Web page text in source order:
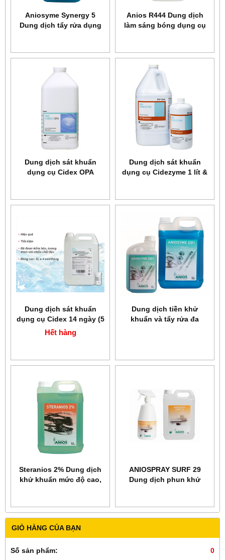
GIỎ HÀNG CỦA BẠN
Số sản phẩm:
0
Aniosyme Synergy 5
Dung dịch tẩy rửa dụng
Anios R444 Dung dịch
làm sáng bóng dụng cụ
Dung dịch sát khuẩn
dụng cụ Cidex OPA
Dung dịch sát khuẩn
dụng cụ Cidezyme 1 lít &
Dung dịch sát khuẩn
dụng cụ Cidex 14 ngày (5
lít)
Hết hàng
Dung dịch tiền khử
khuẩn và tẩy rửa đa
Steranios 2% Dung dịch
khử khuẩn mức độ cao,
ANIOSPRAY SURF 29
Dung dịch phun khử